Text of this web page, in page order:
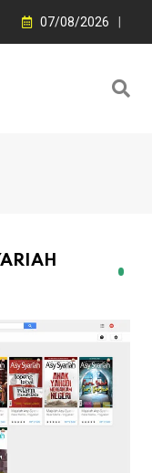
07/08/2026